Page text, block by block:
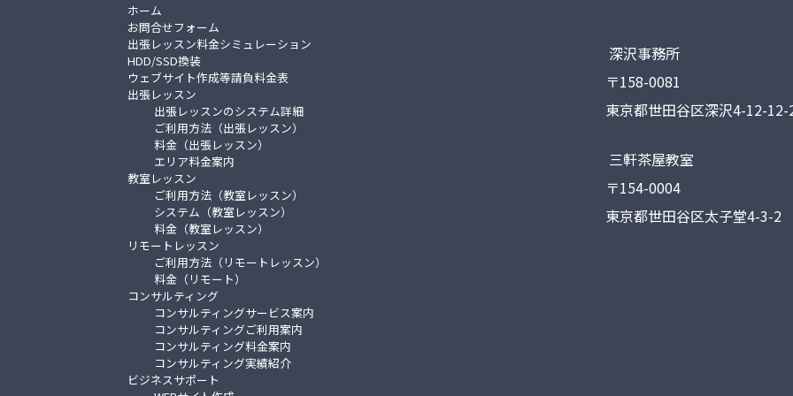
ホーム
お問合せフォーム
出張レッスン料金シミュレーション
HDD/SSD換装
ウェブサイト作成等請負料金表
出張レッスン
出張レッスンのシステム詳細
ご利用方法（出張レッスン）
料金（出張レッスン）
エリア料金案内
教室レッスン
ご利用方法（教室レッスン）
システム（教室レッスン）
料金（教室レッスン）
リモートレッスン
ご利用方法（リモートレッスン）
料金（リモート）
コンサルティング
コンサルティングサービス案内
コンサルティングご利用案内
コンサルティング料金案内
コンサルティング実績紹介
ビジネスサポート
深沢事務所
〒158-0081
東京都世田谷区深沢4-12-12-
三軒茶屋教室
〒154-0004
東京都世田谷区太子堂4-3-